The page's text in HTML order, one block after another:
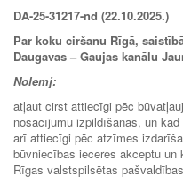
DA-25-31217-nd (22.10.2025.)
Par koku ciršanu Rīgā,
Daugavas – Gaujas kanālu
Nolemj:
atļaut cirst attiecīgi pēc
nosacījumu izpildīšanas, un
arī attiecīgi pēc atzīmes
būvniecības ieceres akceptu un
Rīgas valstspilsētas